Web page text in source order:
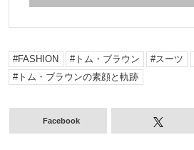
FASHION トム・ブラウン スーツ
トム・ブラウンの素顔と軌跡
Facebook